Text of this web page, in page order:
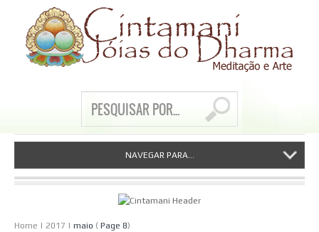
NAVEGAR PARA...
Home | 2017 | maio ( Page 8)